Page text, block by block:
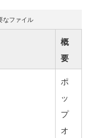
なファイル
概
要
ポ
ッ
プ
オ